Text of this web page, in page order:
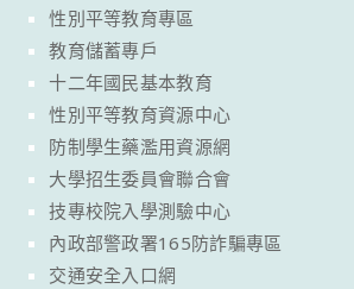
性別平等教育專區
教育儲蓄專戶
十二年國民基本教育
性別平等教育資源中心
防制學生藥濫用資源網
大學招生委員會聯合會
技專校院入學測驗中心
內政部警政署165防詐騙專區
交通安全入口網